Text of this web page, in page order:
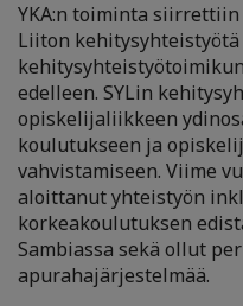
YKA:n toiminta siirrettiin
Liiton
edelleen. SYLin
opiskelijaliikkeen
koulutukseen ja
vahvistamiseen. Viime
aloittanut yhteistyön
korkeakoulutuksen
Sambiassa sekä ollut
apurahajärjestelmää.